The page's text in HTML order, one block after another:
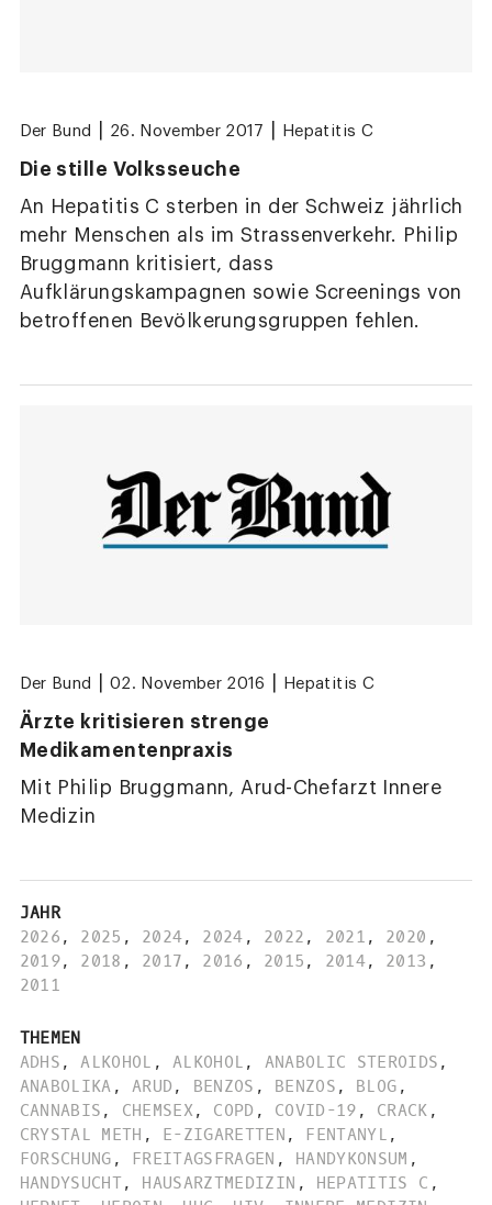
Der Bund 26. November 2017 Hepatitis C
Die stille Volksseuche
An Hepatitis C sterben in der Schweiz jährlich
mehr Menschen als im Strassenverkehr. Philip
Bruggmann kritisiert, dass
Aufklärungskampagnen sowie Screenings von
betroffenen Bevölkerungsgruppen fehlen.
Der Bund 02. November 2016 Hepatitis C
Ärzte kritisieren strenge
Medikamentenpraxis
Mit Philip Bruggmann, Arud-Chefarzt Innere
Medizin
JAHR
2026 , 2025 , 2024, 2024 , 2022 , 2021 , 2020 ,
2019, 2018 , 2017 , 2016 , 2015 , 2014, 2013 ,
2011
THEMEN
ADHS , ALKOHOL , ALKOHOL , ANABOLIC STEROIDS ,
ANABOLIKA , ARUD , BENZOS , BENZOS , BLOG ,
CANNABIS , CHEMSEX , COPD , COVID-19 , CRACK ,
CRYSTAL METH , E-ZIGARETTEN , FENTANYL ,
FORSCHUNG , FREITAGSFRAGEN , HANDYKONSUM ,
HANDYSUCHT, HAUSARZTMEDIZIN , HEPATITIS C ,